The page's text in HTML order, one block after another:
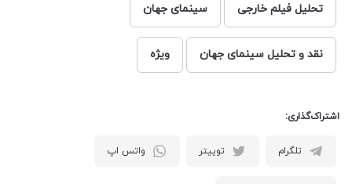
تحلیل فیلم خارجی سینمای جهان
نقد و تحلیل سینمای جهان ویژه
اشتراک‌گذاری:
تلگرام توییتر واتس اپ